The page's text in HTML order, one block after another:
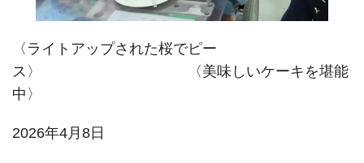
〈ライトアップされた桜でピー
ス〉 〈美味しいケーキを堪能
中〉
2026年4月8日